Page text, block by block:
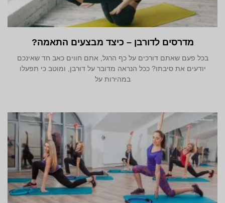
מדרסים לדורבן – כיצד מבצעים התאמה?
בכל פעם שאתם דורכים על כף הרגל, אתם חווים כאב חד שאינכם
יודעים את סיבתו? ככל הנראה מדובר על דורבן, ומוטב כי תפעלו
במהירות על